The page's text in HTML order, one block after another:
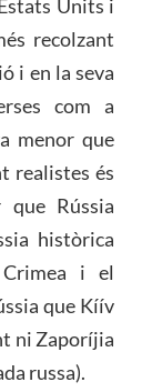
Units i
recolzant
i en la seva
com a
menor que
realistes és
que Rússia
històrica
i el
que Kíív
ni Zaporíjia
russa).